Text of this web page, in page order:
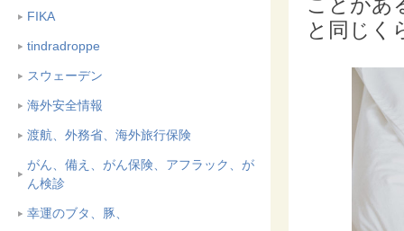
FIKA
tindradroppe
スウェーデン
海外安全情報
渡航、外務省、海外旅行保険
がん、備え、がん保険、アフラック、が
ん検診
幸運のブタ、豚、
と同じく